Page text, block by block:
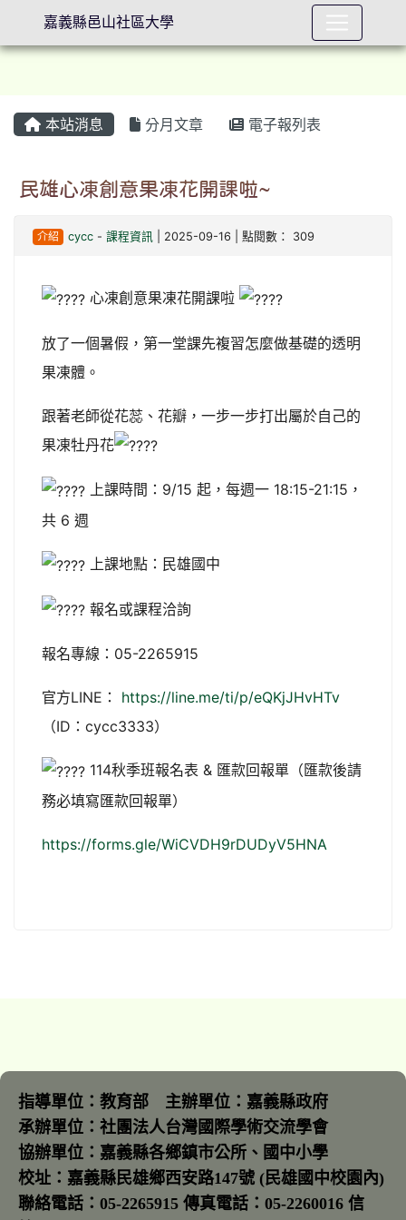
本站消息 分月文章 電子報列表
民雄心凍創意果凍花開課啦~
介紹 cycc- 課程資訊| 2025-09-16 | 點閱數： 309
心凍創意果凍花開課啦
放了一個暑假，第一堂課先複習怎麼做基礎的透明
果凍體。
跟著老師從花蕊、花瓣，一步一步打出屬於自己的
果凍牡丹花
上課時間：9/15 起，每週一 18:15-21:15，
共 6 週
上課地點：民雄國中
報名或課程洽詢
報名專線：05-2265915
官方LINE： https://line.me/ti/p/eQKjJHvHTv
（ID：cycc3333）
114秋季班報名表 & 匯款回報單（匯款後請
務必填寫匯款回報單）
https://forms.gle/WiCVDH9rDUDyV5HNA
指導單位：教育部 主辦單位：嘉義縣政府
承辦單位：社團法人台灣國際學術交流學會
協辦單位：嘉義縣各鄉鎮市公所、國中小學
校址：嘉義縣民雄鄉西安路147號 (民雄國中校園內)
聯絡電話：05-2265915 傳真電話：05-2260016 信
嘉義縣邑山社區大學